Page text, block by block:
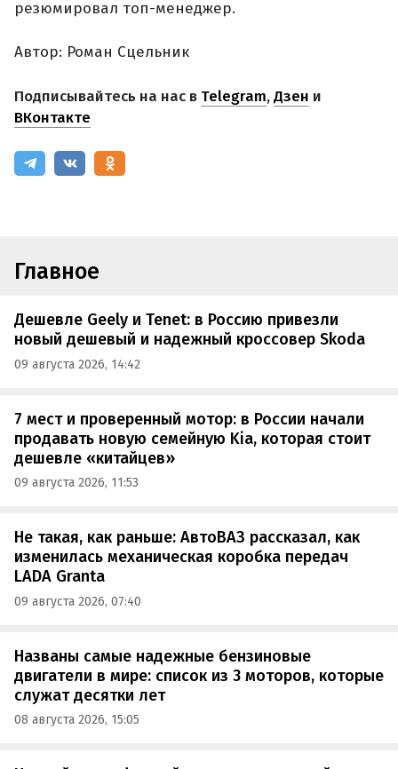
резюмировал топ-менеджер.
Автор: Роман Сцельник
Подписывайтесь на нас в Telegram,Дзен и
ВКонтакте
Главное
Дешевле Geely и Tenet: в Россию привезли
новый дешевый и надежный кроссовер Skoda
09 августа 2026, 14:42
7 мест и проверенный мотор: в России начали
продавать новую семейную Kia, которая стоит
дешевле «китайцев»
09 августа 2026, 11:53
Не такая, как раньше: АвтоВАЗ рассказал, как
изменилась механическая коробка передач
LADA Granta
09 августа 2026, 07:40
Названы самые надежные бензиновые
двигатели в мире: список из 3 моторов, которые
служат десятки лет
08 августа 2026, 15:05